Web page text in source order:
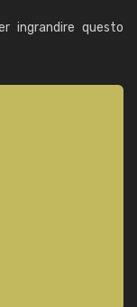
ingrandire questo